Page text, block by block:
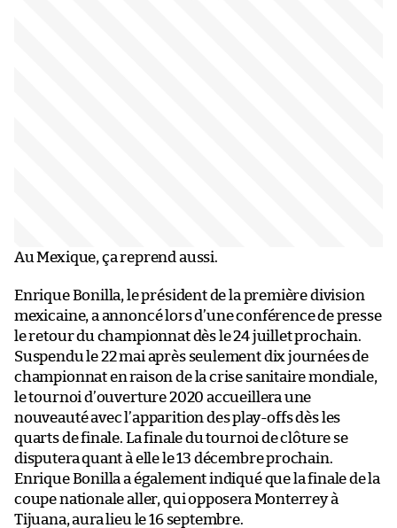
Au Mexique, ça reprend aussi.
Enrique Bonilla, le président de la première division
mexicaine, a annoncé lors d’une conférence de presse
le retour du championnat dès le 24 juillet prochain.
Suspendu le 22 mai après seulement dix journées de
championnat en raison de la crise sanitaire mondiale,
le tournoi d’ouverture 2020 accueillera une
nouveauté avec l’apparition des play-offs dès les
quarts de finale. La finale du tournoi de clôture se
disputera quant à elle le 13 décembre prochain.
Enrique Bonilla a également indiqué que la finale de la
coupe nationale aller, qui opposera Monterrey à
Tijuana, aura lieu le 16 septembre.